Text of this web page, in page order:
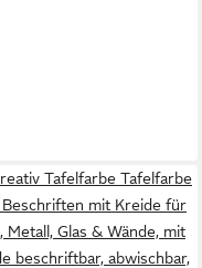
Tafelfarbe Tafelfarbe
Beschriften mit Kreide für
Metall, Glas & Wände, mit
beschriftbar, abwischbar,